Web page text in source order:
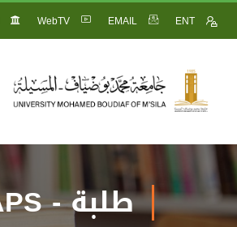
ENT
EMAIL
WebTV
طلبة - STAPS